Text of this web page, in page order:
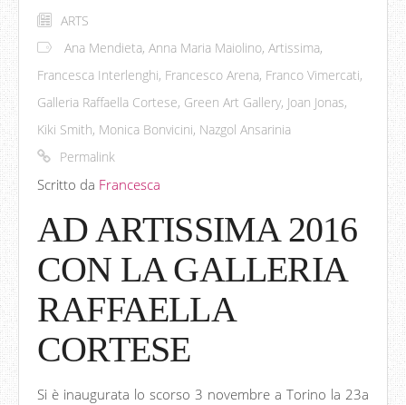
ARTS
Ana Mendieta, Anna Maria Maiolino, Artissima,
Francesca Interlenghi, Francesco Arena, Franco Vimercati,
Galleria Raffaella Cortese, Green Art Gallery, Joan Jonas,
Kiki Smith, Monica Bonvicini, Nazgol Ansarinia
Permalink
Scritto da Francesca
AD ARTISSIMA 2016
CON LA GALLERIA
RAFFAELLA
CORTESE
Si è inaugurata lo scorso 3 novembre a Torino la 23a